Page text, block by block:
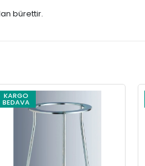
bürettir.
KARGO
BEDAVA